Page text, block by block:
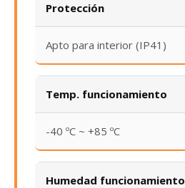
Protección
Apto para interior (IP41)
Temp. funcionamiento
-40 ºC ~ +85 ºC
Humedad funcionamiento